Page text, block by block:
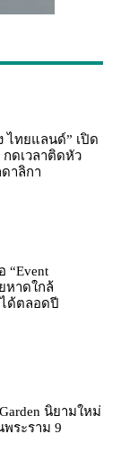
ไทยแลนด์” เปิด
ดเวลาติดหัว
าลิกา
“Event
หาดใกล้
ด้ตลอดปี
นิยามใหม่
ระราม 9